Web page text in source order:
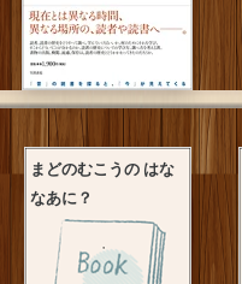
まどのむこうの はな
なあに？